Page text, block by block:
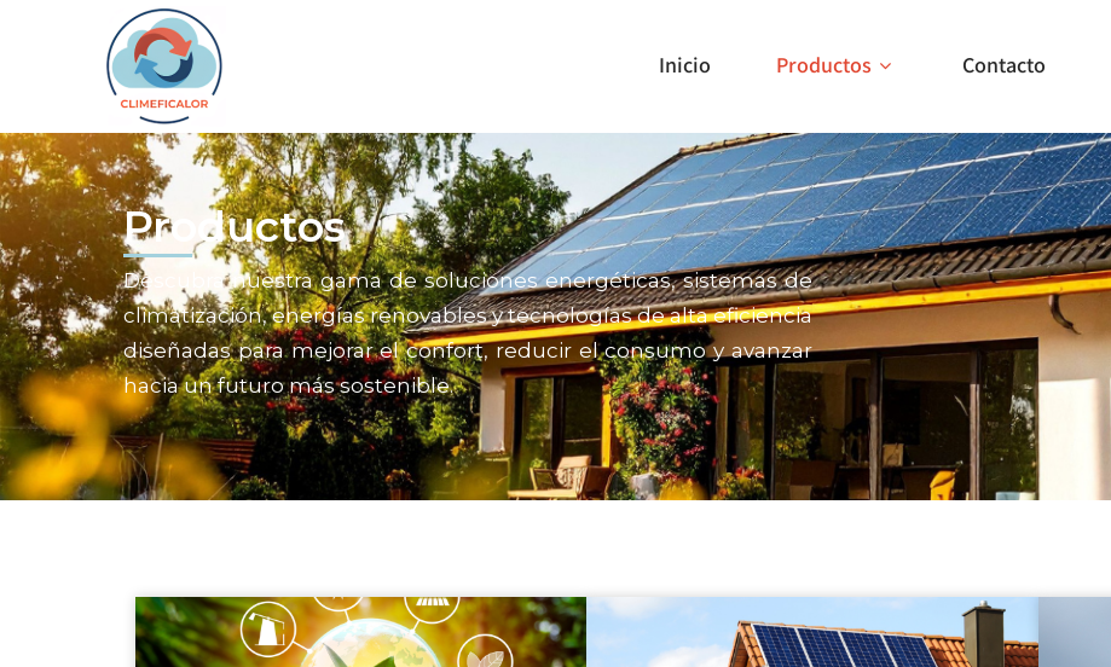
Inicio Productos Contacto
Productos
Descubra nuestra gama de soluciones energéticas, sistemas de
climatización, energías renovables y tecnologías de alta eficiencia
diseñadas para mejorar el confort, reducir el consumo y avanzar
hacia un futuro más sostenible.